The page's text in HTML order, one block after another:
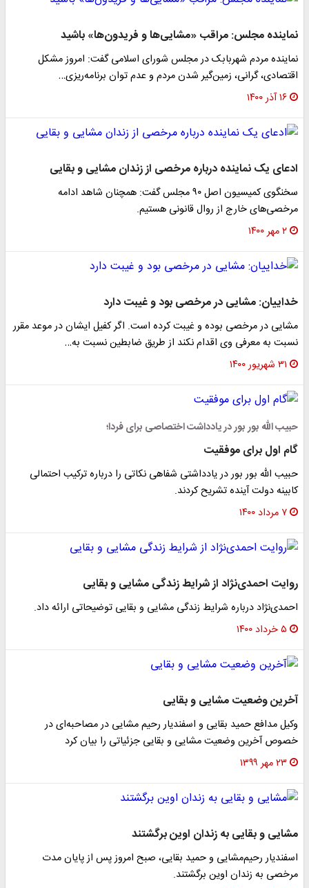
نماینده مجلس: مراقب «مشایی‌ها و فریدون‌ها» باشید
نماینده مردم شهربابک در مجلس شورای اسلامی گفت: امروز مشکل
اقتصادی، گرانی، زمین‌گیر شدن مردم و عدم توان برنامه‌ریزی…
۱۶ آذر ۱۴۰۰
ادعای یک نماینده درباره مرخصی از زندان مشایی و بقایی
سخنگوی کمیسیون اصل ۹۰ مجلس گفت: همچنان شاهد ادامه
مرخصی‌های خارج از روال قانونی هستیم.
۲ مهر ۱۴۰۰
خداییان: مشایی در مرخصی بود و غیبت دارد
مشایی در مرخصی بوده و غیبت کرده است. اگر کفیل ایشان در موعد مقرر
نسبت به معرفی وی اقدام نکند از طریق ضابطین نسبت به…
۳۱ شهریور ۱۴۰۰
حبیب الله بور بور در یادداشت اختصاصی برای فردا؛
گام اول برای موفقیت
حبیب الله بور بور در یادداشتی شفاهی نکاتی را درباره ترکیب احتمالی
کابینه دولت آینده تشریح کردند.
۷ مرداد ۱۴۰۰
روایت احمدی‌نژاد از شرایط زندگی مشایی و بقایی
احمدی‌نژاد درباره شرایط زندگی مشایی و بقایی توضیحاتی ارائه داد.
۵ خرداد ۱۴۰۰
آخرین وضعیت مشایی و بقایی
وکیل مدافع حمید بقایی و اسفندیار رحیم مشایی در مصاحبه‌ای در
خصوص آخرین وضعیت مشایی و بقایی جزئیاتی را بیان کرد
۲۳ مهر ۱۳۹۹
مشایی و بقایی به زندان اوین برگشتند
اسفندیار رحیم‌مشایی و حمید بقایی، صبح امروز پس از پایان مدت
مرخصی به زندان اوین برگشتند.